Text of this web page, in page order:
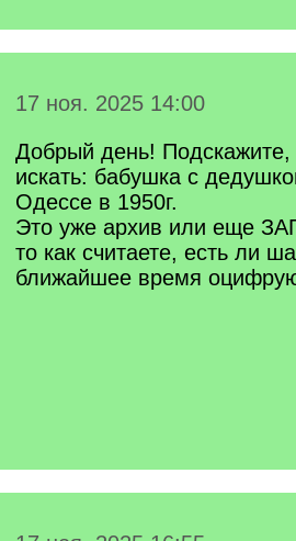
17 ноя. 2025 14:00
Добрый день! Подскажите,
искать: бабушка с
Одессе в 1950г.
Это уже архив или еще
то как считаете, есть ли
ближайшее время